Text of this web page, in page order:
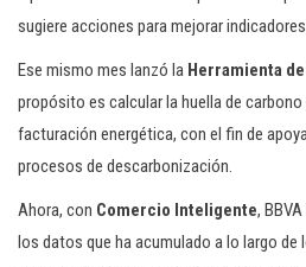
sugiere acciones para mejorar
Ese mismo mes lanzó la Herramienta
propósito es calcular la huella de
facturación energética, con el fin de
procesos de descarbonización.
Ahora, con Comercio Inteligente,
los datos que ha acumulado a lo largo